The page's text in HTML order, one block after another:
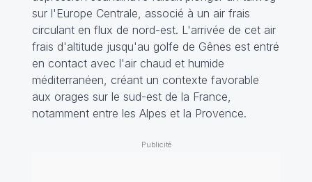
sur l'Europe Centrale, associé à un air frais
circulant en flux de nord-est. L'arrivée de cet air
frais d'altitude jusqu'au golfe de Gênes est entré
en contact avec l'air chaud et humide
méditerranéen, créant un contexte favorable
aux orages sur le sud-est de la France,
notamment entre les Alpes et la Provence.